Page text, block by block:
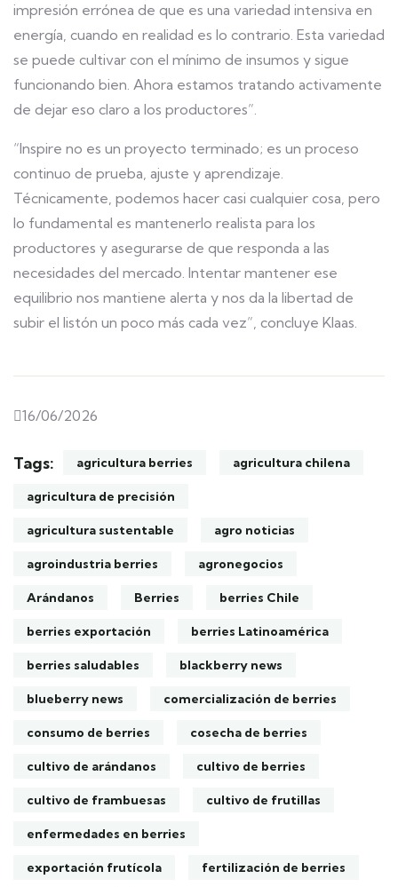
impresión errónea de que es una variedad intensiva en
energía, cuando en realidad es lo contrario. Esta variedad
se puede cultivar con el mínimo de insumos y sigue
funcionando bien. Ahora estamos tratando activamente
de dejar eso claro a los productores”.
“Inspire no es un proyecto terminado; es un proceso
continuo de prueba, ajuste y aprendizaje.
Técnicamente, podemos hacer casi cualquier cosa, pero
lo fundamental es mantenerlo realista para los
productores y asegurarse de que responda a las
necesidades del mercado. Intentar mantener ese
equilibrio nos mantiene alerta y nos da la libertad de
subir el listón un poco más cada vez”, concluye Klaas.
16/06/2026
Tags: agricultura berries agricultura chilena
agricultura de precisión
agricultura sustentable agro noticias
agroindustria berries agronegocios
Arándanos Berries berries Chile
berries exportación berries Latinoamérica
berries saludables blackberry news
blueberry news comercialización de berries
consumo de berries cosecha de berries
cultivo de arándanos cultivo de berries
cultivo de frambuesas cultivo de frutillas
enfermedades en berries
exportación frutícola fertilización de berries